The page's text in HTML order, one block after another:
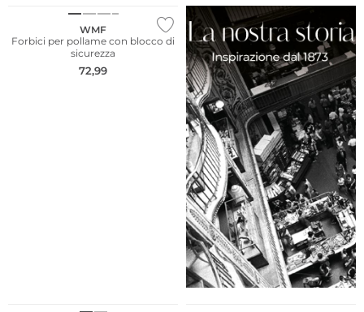
WMF
Forbici per pollame con blocco di
sicurezza
72,99